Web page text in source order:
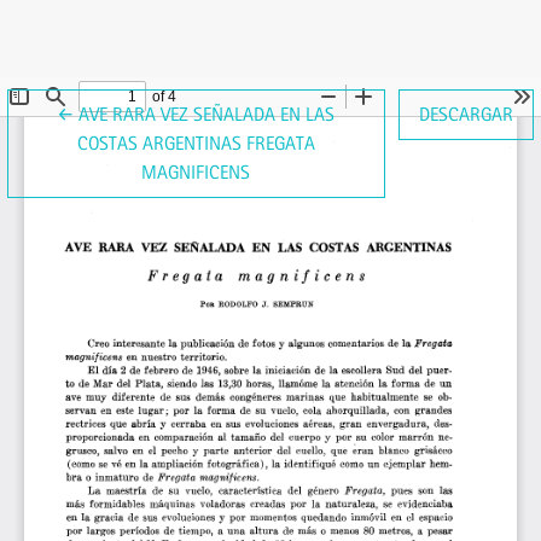
←VOLVER A LOS DETALLES DEL ARTÍCULO
AVE RARA VEZ SEÑALADA EN LAS
COSTAS ARGENTINAS FREGATA
MAGNIFICENS
DESCARGAR